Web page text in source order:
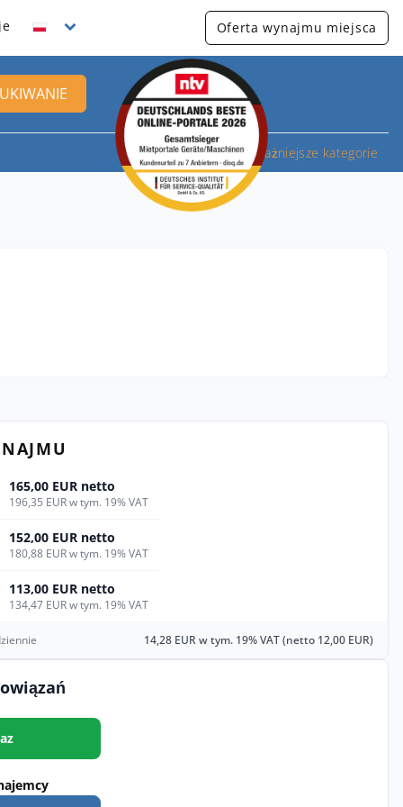
Oferta wynajmu miejsca
Najważniejsze kategorie
165,00 EUR netto
196,35 EUR w tym. 19% VAT
152,00 EUR netto
180,88 EUR w tym. 19% VAT
113,00 EUR netto
134,47 EUR w tym. 19% VAT
14,28 EUR w tym. 19% VAT (netto 12,00 EUR)